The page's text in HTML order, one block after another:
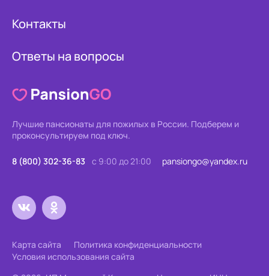
Контакты
Ответы на вопросы
Лучшие пансионаты для пожилых в России. Подберем и
проконсультируем под ключ.
8 (800) 302-36-83 с 9:00 до 21:00 pansiongo@yandex.ru
Карта сайта
Политика конфиденциальности
Условия использования сайта